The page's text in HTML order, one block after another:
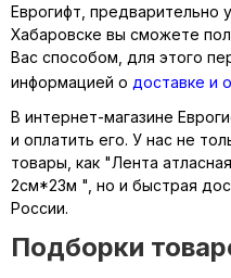
Еврогифт, предварительно
Хабаровске вы сможете
Вас способом, для этого
информацией о доставке и
В интернет-магазине
и оплатить его. У нас не
товары, как "Лента
2см*23м ", но и быстрая
России.
Подборки